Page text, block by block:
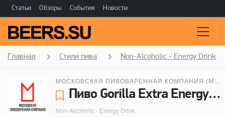
Статьи Обзоры События Новости
Главная Стили пива Non-Alcoholic - Energy Drink
Пиво Gorilla Extra Energy - Московская пивоваренная компания (МПК)
Non-Alcoholic - Energy Drink